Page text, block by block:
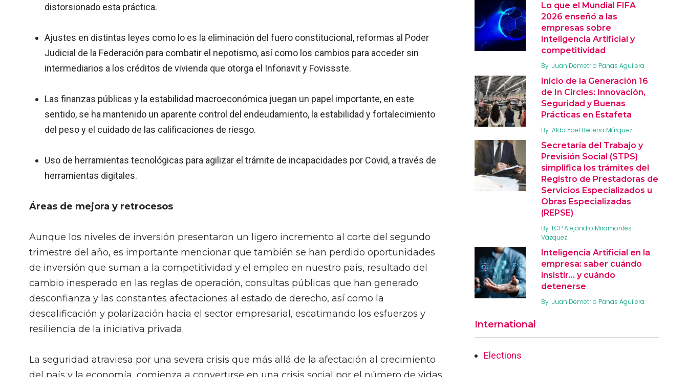
distorsionado esta práctica.
Ajustes en distintas leyes como lo es la eliminación del fuero constitucional, reformas al Poder
Judicial de la Federación para combatir el nepotismo, así como los cambios para acceder sin
intermediarios a los créditos de vivienda que otorga el Infonavit y Fovissste.
Las finanzas públicas y la estabilidad macroeconómica juegan un papel importante, en este
sentido, se ha mantenido un aparente control del endeudamiento, la estabilidad y fortalecimiento
del peso y el cuidado de las calificaciones de riesgo.
Uso de herramientas tecnológicas para agilizar el trámite de incapacidades por Covid, a través de
herramientas digitales.
Áreas de mejora y retrocesos
Aunque los niveles de inversión presentaron un ligero incremento al corte del segundo
trimestre del año, es importante mencionar que también se han perdido oportunidades
de inversión que suman a la competitividad y el empleo en nuestro país, resultado del
cambio inesperado en las reglas de operación, consultas públicas que han generado
desconfianza y las constantes afectaciones al estado de derecho, así como la
descalificación y polarización hacia el sector empresarial, escatimando los esfuerzos y
resiliencia de la iniciativa privada.
La seguridad atraviesa por una severa crisis que más allá de la afectación al crecimiento
Lo que el Mundial FIFA
2026 enseñó a las
empresas sobre
Inteligencia Artificial y
competitividad
By Juan Demetrio Panas Aguilera
Inicio de la Generación 16
de In Circles: Innovación,
Seguridad y Buenas
Prácticas en Estafeta
By Aldo Yael Becerra Márquez
Secretaría del Trabajo y
Previsión Social (STPS)
simplifica los trámites del
Registro de Prestadoras de
Servicios Especializados u
Obras Especializadas
(REPSE)
By LCP Alejandro Miramontes
Vázquez
Inteligencia Artificial en la
empresa: saber cuándo
insistir… y cuándo
detenerse
By Juan Demetrio Panas Aguilera
International
Elections